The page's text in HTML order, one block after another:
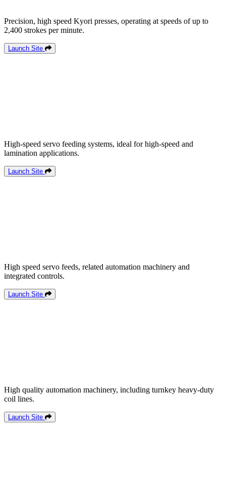
Precision, high speed Kyori presses, operating at speeds of up to
2,400 strokes per minute.
Launch Site
High-speed servo feeding systems, ideal for high-speed and
lamination applications.
Launch Site
High speed servo feeds, related automation machinery and
integrated controls.
Launch Site
High quality automation machinery, including turnkey heavy-duty
coil lines.
Launch Site